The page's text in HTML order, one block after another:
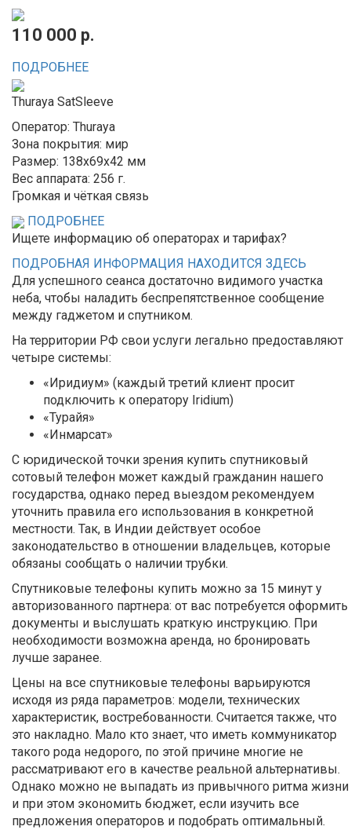
110 000 р.
ПОДРОБНЕЕ
Thuraya SatSleeve
Оператор: Thuraya
Зона покрытия: мир
Размер: 138x69x42 мм
Вес аппарата: 256 г.
Громкая и чёткая связь
ПОДРОБНЕЕ
Ищете информацию об операторах и тарифах?
ПОДРОБНАЯ ИНФОРМАЦИЯ НАХОДИТСЯ ЗДЕСЬ
Для успешного сеанса достаточно видимого участка
неба, чтобы наладить беспрепятственное сообщение
между гаджетом и спутником.
На территории РФ свои услуги легально предоставляют
четыре системы:
«Иридиум» (каждый третий клиент просит
подключить к оператору Iridium)
«Турайя»
«Инмарсат»
С юридической точки зрения купить спутниковый
сотовый телефон может каждый гражданин нашего
государства, однако перед выездом рекомендуем
уточнить правила его использования в конкретной
местности. Так, в Индии действует особое
законодательство в отношении владельцев, которые
обязаны сообщать о наличии трубки.
Спутниковые телефоны купить можно за 15 минут у
авторизованного партнера: от вас потребуется оформить
документы и выслушать краткую инструкцию. При
необходимости возможна аренда, но бронировать
лучше заранее.
Цены на все спутниковые телефоны варьируются
исходя из ряда параметров: модели, технических
характеристик, востребованности. Считается также, что
это накладно. Мало кто знает, что иметь коммуникатор
такого рода недорого, по этой причине многие не
рассматривают его в качестве реальной альтернативы.
Однако можно не выпадать из привычного ритма жизни
и при этом экономить бюджет, если изучить все
предложения операторов и подобрать оптимальный.